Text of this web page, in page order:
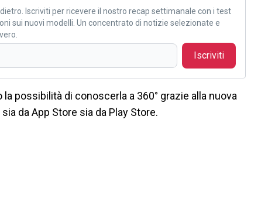
Iscriviti per ricevere il nostro recap settimanale con i test
sui nuovi modelli. Un concentrato di notizie selezionate e
Iscriviti
la possibilità di conoscerla a 360° grazie alla nuova
da App Store sia da Play Store.